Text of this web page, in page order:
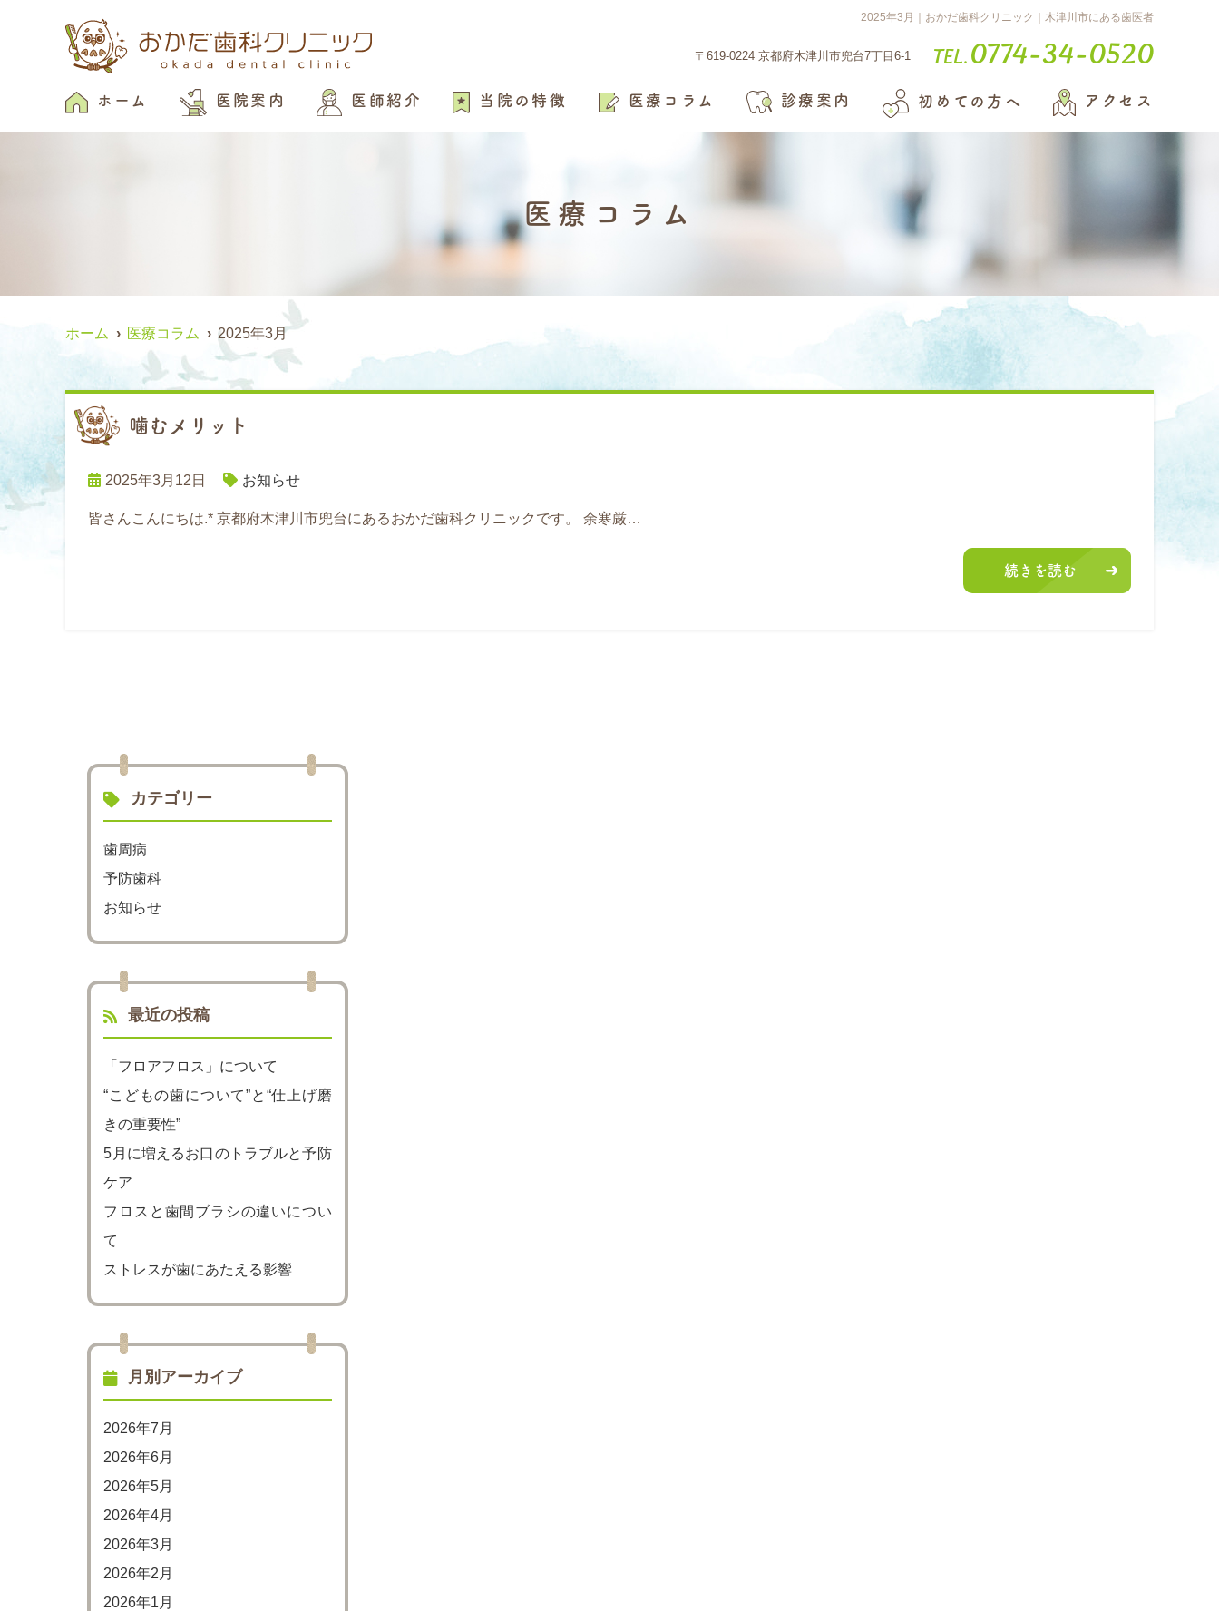
2025年3月｜おかだ歯科クリニック｜木津川市にある歯医者
〒619-0224 京都府木津川市兜台7丁目6-1 Tel. 0774-34-0520
ホーム 医院案内 医師紹介 当院の特徴 医療コラム 診療案内 初めての方へ アクセス
医療コラム
ホーム 医療コラム 2025年3月
噛むメリット
2025年3月12日 お知らせ
皆さんこんにちは.* 京都府木津川市兜台にあるおかだ歯科クリニックです。 余寒厳…
続きを読む
カテゴリー
歯周病
予防歯科
お知らせ
最近の投稿
「フロアフロス」について
“こどもの歯について”と“仕上げ磨
きの重要性”
5月に増えるお口のトラブルと予防
ケア
フロスと歯間ブラシの違いについ
て
ストレスが歯にあたえる影響
月別アーカイブ
2026年7月
2026年6月
2026年5月
2026年4月
2026年3月
2026年2月
2026年1月